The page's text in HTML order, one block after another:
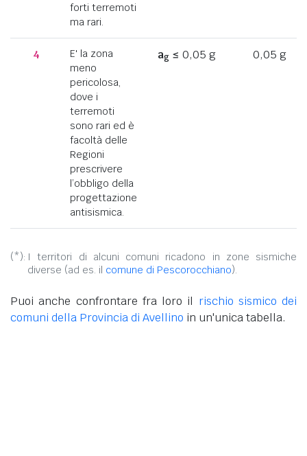
forti terremoti
ma rari.
4
E' la zona
meno
pericolosa,
dove i
terremoti
sono rari ed è
facoltà delle
Regioni
prescrivere
l’obbligo della
progettazione
antisismica.
ag≤ 0,05 g 0,05 g
(*): I territori di alcuni comuni ricadono in zone sismiche
diverse (ad es. il comune di Pescorocchiano).
Puoi anche confrontare fra loro il rischio sismico dei
comuni della Provincia di Avellino in un'unica tabella.